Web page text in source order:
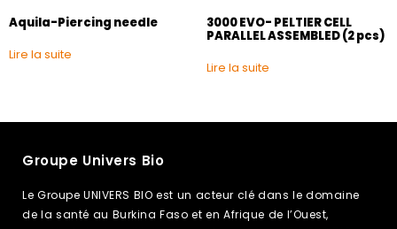
Aquila-Piercing needle
Lire la suite
3000 EVO- PELTIER CELL
PARALLEL ASSEMBLED (2 pcs)
Lire la suite
Groupe Univers Bio
Le Groupe UNIVERS BIO est un acteur clé dans le domaine
de la santé au Burkina Faso et en Afrique de l’Ouest,